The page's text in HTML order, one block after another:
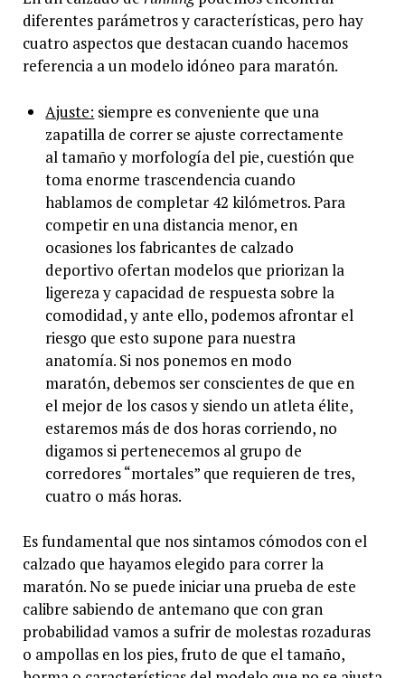
diferentes parámetros y características, pero hay
cuatro aspectos que destacan cuando hacemos
referencia a un modelo idóneo para maratón.
Ajuste: siempre es conveniente que una
zapatilla de correr se ajuste correctamente
al tamaño y morfología del pie, cuestión que
toma enorme trascendencia cuando
hablamos de completar 42 kilómetros. Para
competir en una distancia menor, en
ocasiones los fabricantes de calzado
deportivo ofertan modelos que priorizan la
ligereza y capacidad de respuesta sobre la
comodidad, y ante ello, podemos afrontar el
riesgo que esto supone para nuestra
anatomía. Si nos ponemos en modo
maratón, debemos ser conscientes de que en
el mejor de los casos y siendo un atleta élite,
estaremos más de dos horas corriendo, no
digamos si pertenecemos al grupo de
corredores “mortales” que requieren de tres,
cuatro o más horas.
Es fundamental que nos sintamos cómodos con el
calzado que hayamos elegido para correr la
maratón. No se puede iniciar una prueba de este
calibre sabiendo de antemano que con gran
probabilidad vamos a sufrir de molestas rozaduras
o ampollas en los pies, fruto de que el tamaño,